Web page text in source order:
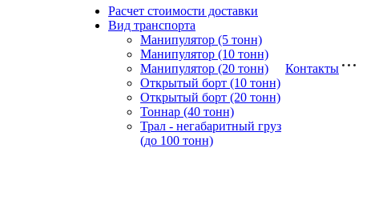
Расчет стоимости доставки
Вид транспорта
Манипулятор (5 тонн)
Манипулятор (10 тонн)
Манипулятор (20 тонн)
Открытый борт (10 тонн)
Открытый борт (20 тонн)
Тоннар (40 тонн)
Трал - негабаритный груз
(до 100 тонн)
Контакты